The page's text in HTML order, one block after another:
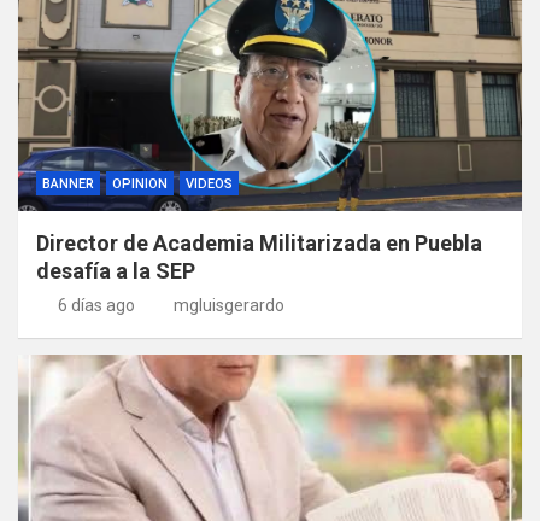
BANNER OPINION VIDEOS
Director de Academia Militarizada en Puebla
desafía a la SEP
6 días ago mgluisgerardo